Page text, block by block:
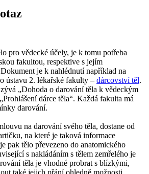
pro vědecké účely, je k tomu potřeba
fakultou, respektive s jejím
je k nahlédnutí například na
ústavu 2. lékařské fakulty – dárcovství těl.
„Dohoda o darování těla k vědeckým
dárce těla“. Každá fakulta má
darování.
na darování svého těla, dostane od
na které je taková informace
pak tělo převezeno do anatomického
s nakládáním s tělem zemřelého je
těla je vhodné probrat s blízkými,
také jejich přání ohledně možnosti